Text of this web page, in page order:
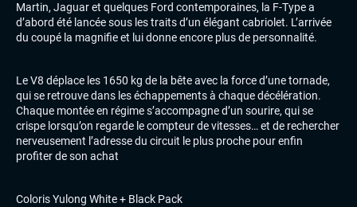
Martin, Jaguar et quelques Ford contemporaines, la F-Type a
d’abord été lancée sous les traits d’un élégant cabriolet. L’arrivée
du coupé la magnifie et lui donne encore plus de personnalité.
Le V8 déplace les 1650 kg de la bête avec la force d’une tornade,
qui se retrouve dans les échappements à chaque décélération.
Chaque montée en régime s’accompagne d’un sourire, qui se
crispe lorsqu’on regarde le compteur de vitesses… et de rechercher
nerveusement l’adresse du circuit le plus proche pour enfin
profiter de son achat
Coloris Yulong White + Black Pack